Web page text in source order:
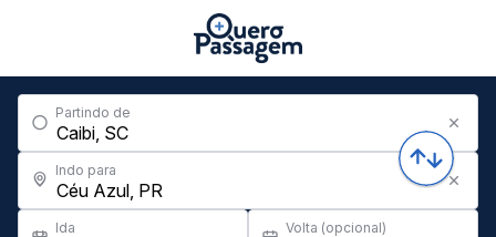
Partindo de
Indo para
Ida Volta (opcional)